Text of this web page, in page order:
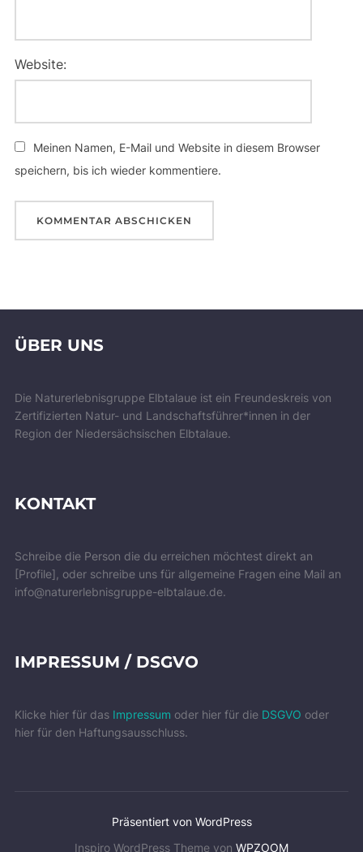
Website:
Meinen Namen, E-Mail und Website in diesem Browser
speichern, bis ich wieder kommentiere.
ÜBER UNS
Die Naturerlebnisgruppe Elbtalaue ist ein Freundeskreis von
Zertifizierten Natur- und Landschaftsführer*innen in der
Region der Niedersächsischen Elbtalaue.
KONTAKT
Schreibe die Person die du erreichen möchtest direkt an
[Profile], oder schreibe uns für allgemeine Fragen eine Mail an
info@naturerlebnisgruppe-elbtalaue.de.
IMPRESSUM / DSGVO
Klicke hier für das Impressum oder hier für die DSGVO oder
hier für den Haftungsausschluss.
Präsentiert von WordPress
Inspiro WordPress Theme von WPZOOM